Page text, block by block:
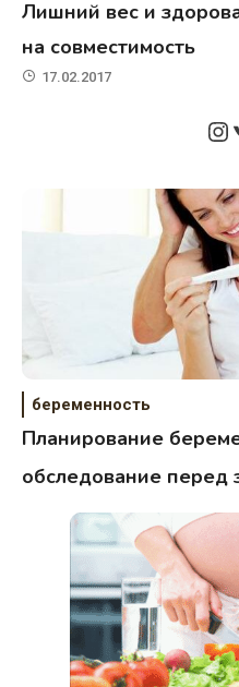
Лишний вес и
на совместимость
17.02.2017
беременность
Планирование
обследование перед